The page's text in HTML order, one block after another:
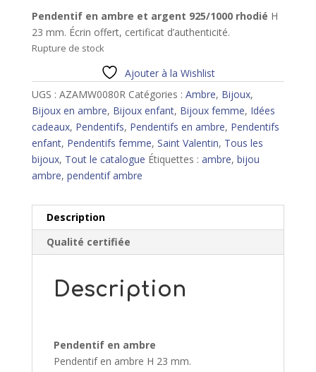
Pendentif en ambre et argent 925/1000 rhodié H
23 mm. Écrin offert, certificat d’authenticité.
Rupture de stock
Ajouter à la Wishlist
UGS : AZAMW0080R Catégories : Ambre, Bijoux,
Bijoux en ambre, Bijoux enfant, Bijoux femme, Idées
cadeaux, Pendentifs, Pendentifs en ambre, Pendentifs
enfant, Pendentifs femme, Saint Valentin, Tous les
bijoux, Tout le catalogue Étiquettes : ambre, bijou
ambre, pendentif ambre
Description
Qualité certifiée
Description
Pendentif en ambre
Pendentif en ambre H 23 mm.